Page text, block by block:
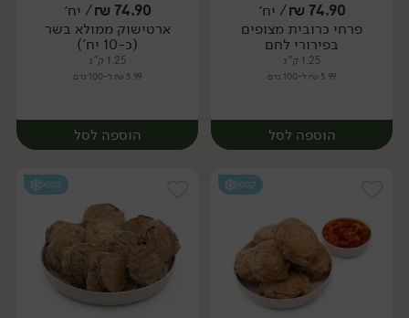
יח׳ יח׳
74.90
₪/ יח׳
פרחי כרובית מצופים
בפירורי לחם
1.25 ק"ג
5.99 ₪ ל-100 גרם
הוספה לסל
74.90
₪/ יח׳
ארטישוק ממולא בשר
(כ-10 יח')
1.25 ק"ג
5.99 ₪ ל-100 גרם
הוספה לסל
קפוא קפוא